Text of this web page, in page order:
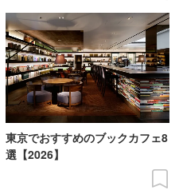
東京でおすすめのブックカフェ8
選【2026】